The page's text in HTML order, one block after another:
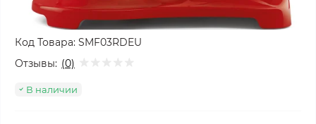
Код Товара: SMF03RDEU
Отзывы: (0)
В наличии